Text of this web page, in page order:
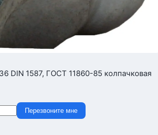
DIN 1587, ГОСТ 11860-85 колпачковая
Перезвоните мне